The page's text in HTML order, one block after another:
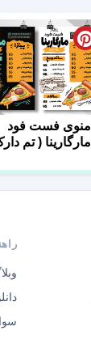
منوی فست فود
مارگارینا ( تم